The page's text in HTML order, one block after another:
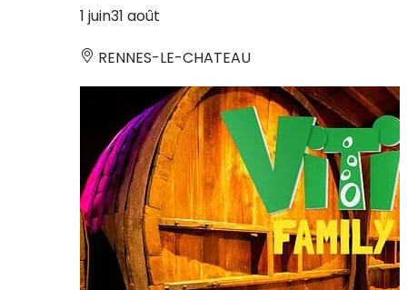
1 juin31 août
RENNES-LE-CHATEAU